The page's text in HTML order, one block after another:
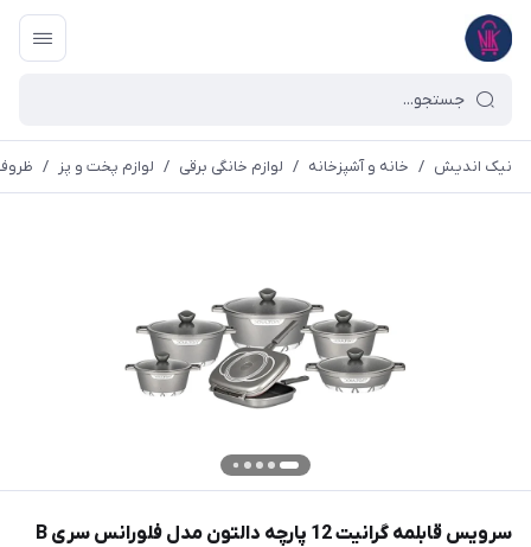
نیک اندیش / خانه و آشپزخانه / لوازم خانگی برقی / لوازم پخت و پز /
سرویس قابلمه گرانیت 12 پارچه دالتون مدل فلورانس سری B